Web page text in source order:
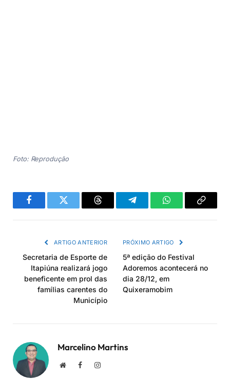
Foto: Reprodução
FacebookTwitter Threads TelegramWhatsAppCopiar
ARTIGO ANTERIOR
Secretaria de Esporte de
Itapiúna realizará jogo
beneficente em prol das
famílias carentes do
Município
PRÓXIMO ARTIGO
5ª edição do Festival
Adoremos acontecerá no
dia 28/12, em
Quixeramobim
Marcelino Martins
Site FacebookInstagram